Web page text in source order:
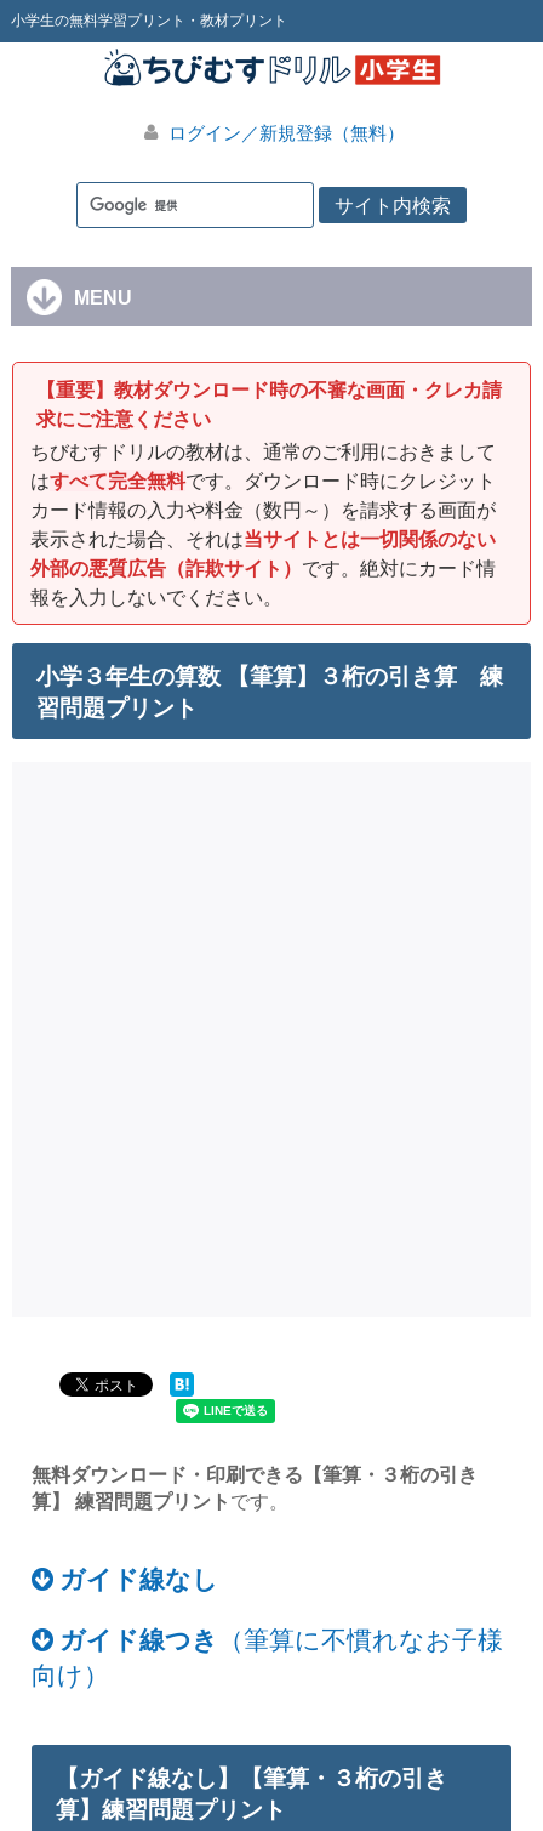
小学生の無料学習プリント・教材プリント
ログイン／新規登録（無料）
MENU
【重要】教材ダウンロード時の不審な画面・クレカ請
求にご注意ください
ちびむすドリルの教材は、通常のご利用におきまして
はすべて完全無料です。ダウンロード時にクレジット
カード情報の入力や料金（数円～）を請求する画面が
表示された場合、それは当サイトとは一切関係のない
外部の悪質広告（詐欺サイト） です。絶対にカード情
報を入力しないでください。
小学３年生の算数 【筆算】３桁の引き算 練
習問題プリント
無料ダウンロード・印刷できる【筆算・３桁の引き
算】 練習問題プリント です。
ガイド線なし
ガイド線つき
（筆算に不慣れなお子様
向け）
【ガイド線なし】【筆算・３桁の引き
算】練習問題プリント